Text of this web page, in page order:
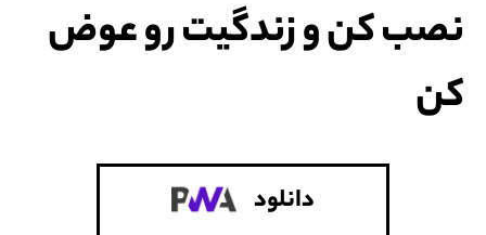
نصب کن و زندگیت رو عوض
کن
دانلود